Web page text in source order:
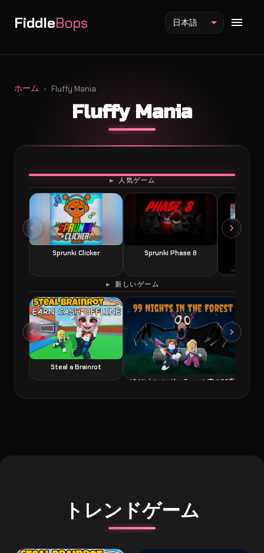
FiddleBops
Fiddlebops Mod
Incredibox Mod
Sprunki Mod
日本語
ホーム Fluffy Mania
Fluffy Mania
► 人気ゲーム
Sprunki Clicker Sprunki Phase 8
プレイ
► 新しいゲーム
Steal a Brainrot
99 Nights in the Forest 森の99夜
トレンドゲーム